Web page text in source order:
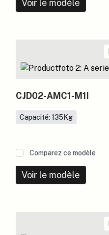
Voir le modèle
CJD02-AMC1-M1I
Capacité: 135Kg
Comparez ce modèle
Voir le modèle